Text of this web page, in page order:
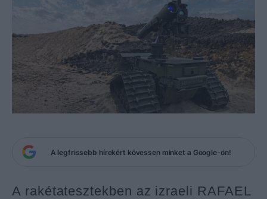
A legfrissebb hírekért kövessen minket a Google-ön!
A rakétatesztekben az izraeli RAFAEL